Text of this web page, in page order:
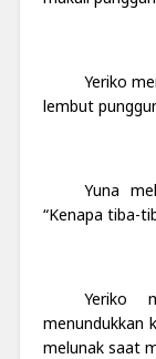
Yeriko
lembut
Yuna
“Kenapa tiba-
Yeriko
menundukkan
melunak saat